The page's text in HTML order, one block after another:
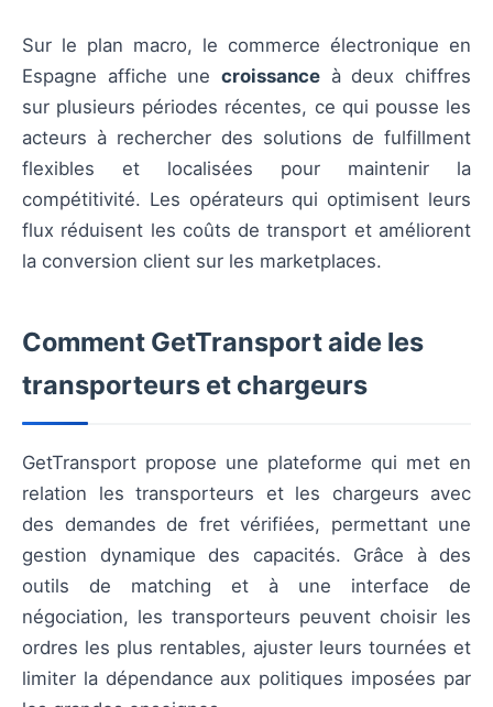
Sur le plan macro, le commerce électronique en
Espagne affiche une croissance à deux chiffres
sur plusieurs périodes récentes, ce qui pousse les
acteurs à rechercher des solutions de fulfillment
flexibles et localisées pour maintenir la
compétitivité. Les opérateurs qui optimisent leurs
flux réduisent les coûts de transport et améliorent
la conversion client sur les marketplaces.
Comment GetTransport aide les
transporteurs et chargeurs
GetTransport propose une plateforme qui met en
relation les transporteurs et les chargeurs avec
des demandes de fret vérifiées, permettant une
gestion dynamique des capacités. Grâce à des
outils de matching et à une interface de
négociation, les transporteurs peuvent choisir les
ordres les plus rentables, ajuster leurs tournées et
limiter la dépendance aux politiques imposées par